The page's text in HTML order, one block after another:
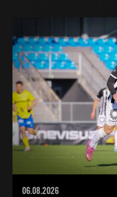
06.08.2026